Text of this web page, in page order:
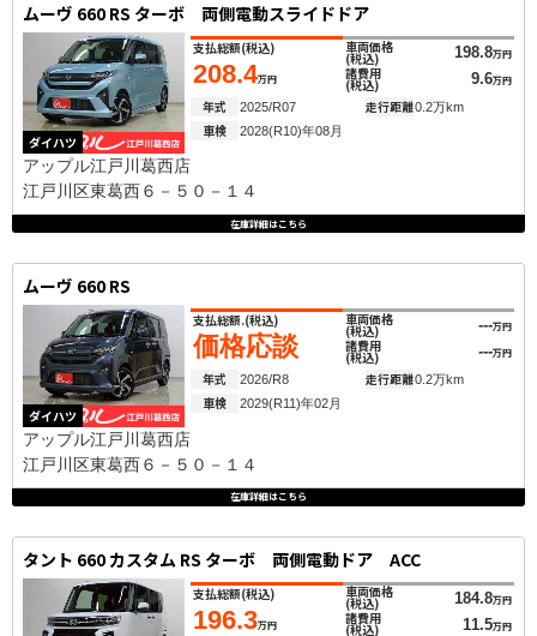
ムーヴ 660 RS ターボ 両側電動スライドドア
ダイハツ
支払総額(税込)
208.4万円
車両価格
(税込) 198.8万円
諸費用
(税込) 9.6万円
年式 2025/R07 走行距離0.2万km
車検 2028(R10)年08月
アップル江戸川葛西店
江戸川区東葛西６－５０－１４
在庫詳細はこちら
ムーヴ 660 RS
ダイハツ
支払総額.(税込)
価格応談
車両価格
(税込) ---万円
諸費用
(税込) ---万円
年式 2026/R8 走行距離0.2万km
車検 2029(R11)年02月
アップル江戸川葛西店
江戸川区東葛西６－５０－１４
在庫詳細はこちら
タント 660 カスタム RS ターボ 両側電動ドア ACC
支払総額(税込)
196.3万円
車両価格
(税込) 184.8万円
諸費用
(税込) 11.5万円